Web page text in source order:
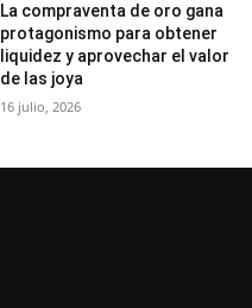
La compraventa de oro gana
protagonismo para obtener
liquidez y aprovechar el valor
de las joya
16 julio, 2026